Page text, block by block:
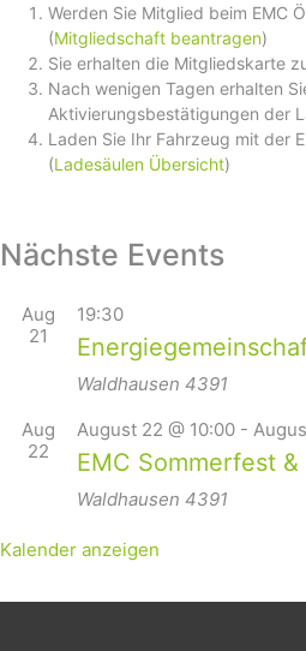
Werden Sie Mitglied beim EMC
(Mitgliedschaft beantragen)
Sie erhalten die Mitgliedskarte
Nach wenigen Tagen erhalten
Aktivierungsbestätigungen der
Laden Sie Ihr Fahrzeug mit der
(Ladesäulen Übersicht)
Nächste Events
Aug
21
19:30
Waldhausen 4391
Aug
22
August 22 @ 10:00 -
EMC Sommerfest
Waldhausen 4391
Kalender anzeigen